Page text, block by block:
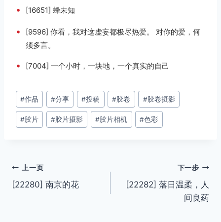
• [16651] 蜂未知
•
[9596] 你看，我对这虚妄都极尽热爱。 对你的爱，何
须多言。
• [7004] 一个小时，一块地，一个真实的自己
文
章
标
#作品 #分享 #投稿 #胶卷 #胶卷摄影
#胶片 #胶片摄影 #胶片相机 #色彩
文
章
上一页
[22280] 南京的花
下一步
[22282] 落日温柔，人
间良药